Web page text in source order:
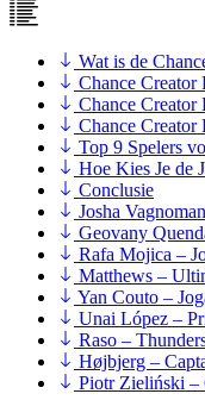
Wat is de
Chance Creator
Chance Creator
Chance
Top 9 Spelers
Hoe Kies Je de
Conclusie
Josha
Geovany
Rafa Mojica –
Matthews –
Yan Couto –
Unai López –
Raso –
Højbjerg –
Piotr Zieliński –